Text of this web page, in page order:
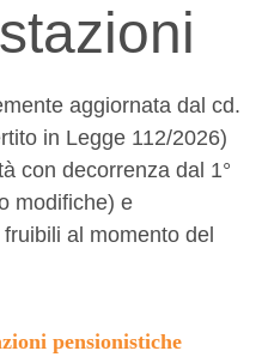
aggiornata dal cd.
in Legge 112/2026)
con decorrenza dal 1°
modifiche) e
al momento del
pensionistiche